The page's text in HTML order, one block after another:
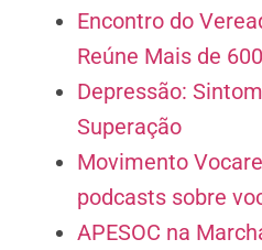
Encontro do
Reúne Mais de
Depressão:
Superação
Movimento
podcasts sobre
APESOC na